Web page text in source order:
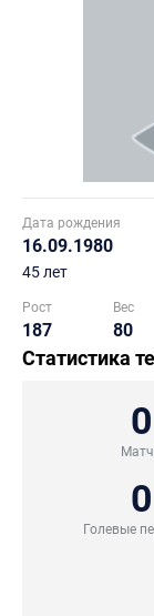
Дата рождения
16.09.1980
45 лет
Рост
187
Вес
80
Статистика
0
0
Голевые